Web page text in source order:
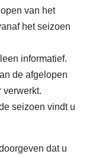
van het
het seizoen
informatief.
de afgelopen
verwerkt.
seizoen vindt u
dat u